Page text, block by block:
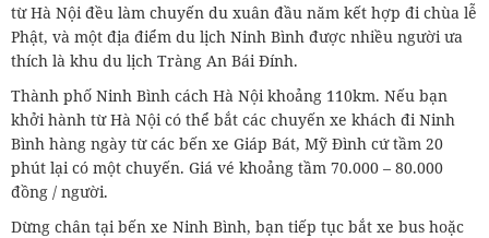
từ Hà Nội đều làm chuyến du xuân đầu năm kết hợp đi chùa lễ
Phật, và một địa điểm du lịch Ninh Bình được nhiều người ưa
thích là khu du lịch Tràng An Bái Đính.
Thành phố Ninh Bình cách Hà Nội khoảng 110km. Nếu bạn
khởi hành từ Hà Nội có thể bắt các chuyến xe khách đi Ninh
Bình hàng ngày từ các bến xe Giáp Bát, Mỹ Đình cứ tầm 20
phút lại có một chuyến. Giá vé khoảng tầm 70.000 – 80.000
đồng / người.
Dừng chân tại bến xe Ninh Bình, bạn tiếp tục bắt xe bus hoặc